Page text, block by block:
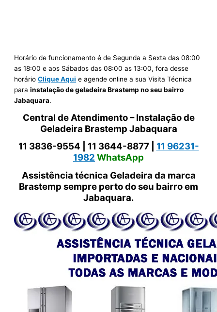
Horário de funcionamento é de Segunda a Sexta das 08:00
as 18:00 e aos Sábados das 08:00 as 13:00, fora desse
horárioClique Aqui e agende online a sua Visita Técnica
parainstalação de geladeira Brastemp no seu bairro
Jabaquara.
Central de Atendimento – Instalação de
Geladeira Brastemp Jabaquara
11 3836-9554 | 11 3644-8877 | 11 96231-
1982 WhatsApp
Assistência técnica Geladeira da marca
Brastemp sempre perto do seu bairro em
Jabaquara.